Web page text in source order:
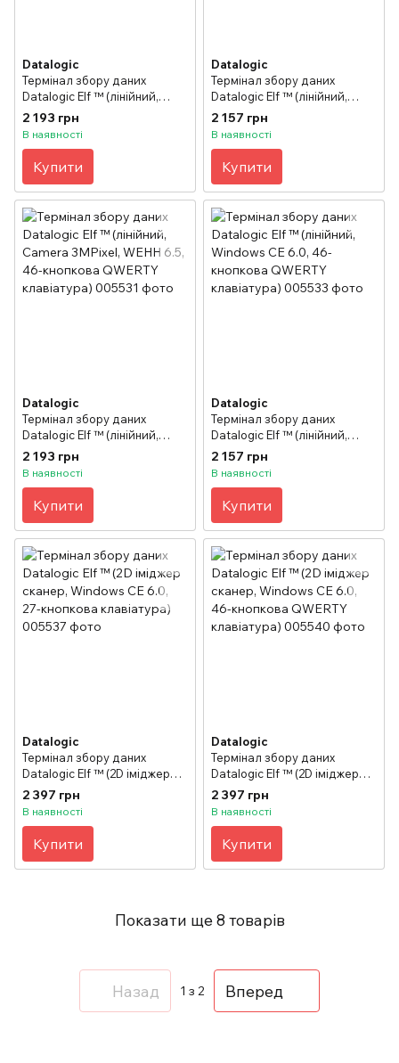
Datalogic
Термінал збору даних
Datalogic Elf ™ (лінійний,
Camera 3M Pixel, WEHH 6.5,
27-кнопкова клавіатура)
2 193 грн
В наявності
Купити
Datalogic
Термінал збору даних
Datalogic Elf ™ (лінійний,
Windows CE 6.0, 27-кнопкова
клавіатура)
2 157 грн
В наявності
Купити
Datalogic
Термінал збору даних
Datalogic Elf ™ (лінійний,
Camera 3MPixel, WEHH 6.5,
46-кнопкова QWERTY
2 193 грн
В наявності
Купити
Datalogic
Термінал збору даних
Datalogic Elf ™ (лінійний,
Windows CE 6.0, 46-кнопкова
QWERTY клавіатура)
2 157 грн
В наявності
Купити
Datalogic
Термінал збору даних
Datalogic Elf ™ (2D іміджер
сканер, Windows CE 6.0, 27-
кнопкова клавіатура)
2 397 грн
В наявності
Купити
Datalogic
Термінал збору даних
Datalogic Elf ™ (2D іміджер
сканер, Windows CE 6.0, 46-
кнопкова QWERTY
2 397 грн
В наявності
Купити
Показати ще 8 товарів
Назад 1 з 2 Вперед